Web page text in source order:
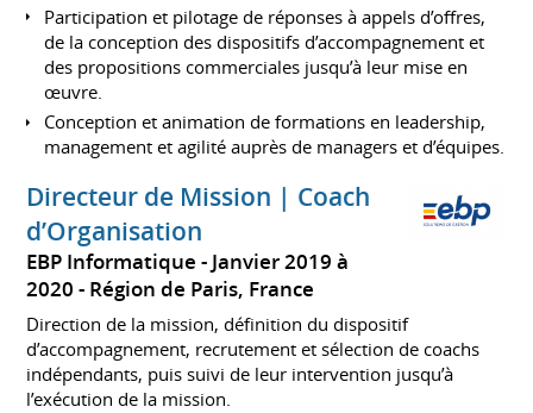
Participation et pilotage de réponses à appels d’offres,
de la conception des dispositifs d’accompagnement et
des propositions commerciales jusqu’à leur mise en
œuvre.
Conception et animation de formations en leadership,
management et agilité auprès de managers et d’équipes.
Directeur de Mission | Coach
d’Organisation
EBP Informatique
Janvier 2019 à
2020 Région de Paris, France
Direction de la mission, définition du dispositif
d’accompagnement, recrutement et sélection de coachs
indépendants, puis suivi de leur intervention jusqu’à
l’exécution de la mission.